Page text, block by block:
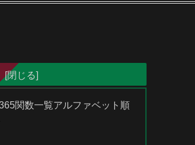
関数一覧アルファベット順